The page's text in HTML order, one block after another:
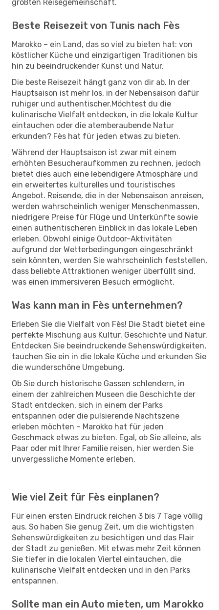
größten Reisegemeinschaft.
Beste Reisezeit von Tunis nach Fès
Marokko – ein Land, das so viel zu bieten hat: von
köstlicher Küche und einzigartigen Traditionen bis
hin zu beeindruckender Kunst und Natur.
Die beste Reisezeit hängt ganz von dir ab. In der
Hauptsaison ist mehr los, in der Nebensaison dafür
ruhiger und authentischer.Möchtest du die
kulinarische Vielfalt entdecken, in die lokale Kultur
eintauchen oder die atemberaubende Natur
erkunden? Fès hat für jeden etwas zu bieten.
Während der Hauptsaison ist zwar mit einem
erhöhten Besucheraufkommen zu rechnen, jedoch
bietet dies auch eine lebendigere Atmosphäre und
ein erweitertes kulturelles und touristisches
Angebot. Reisende, die in der Nebensaison anreisen,
werden wahrscheinlich weniger Menschenmassen,
niedrigere Preise für Flüge und Unterkünfte sowie
einen authentischeren Einblick in das lokale Leben
erleben. Obwohl einige Outdoor-Aktivitäten
aufgrund der Wetterbedingungen eingeschränkt
sein könnten, werden Sie wahrscheinlich feststellen,
dass beliebte Attraktionen weniger überfüllt sind,
was einen immersiveren Besuch ermöglicht.
Was kann man in Fès unternehmen?
Erleben Sie die Vielfalt von Fès! Die Stadt bietet eine
perfekte Mischung aus Kultur, Geschichte und Natur.
Entdecken Sie beeindruckende Sehenswürdigkeiten,
tauchen Sie ein in die lokale Küche und erkunden Sie
die wunderschöne Umgebung.
Ob Sie durch historische Gassen schlendern, in
einem der zahlreichen Museen die Geschichte der
Stadt entdecken, sich in einem der Parks
entspannen oder die pulsierende Nachtszene
erleben möchten – Marokko hat für jeden
Geschmack etwas zu bieten. Egal, ob Sie alleine, als
Paar oder mit Ihrer Familie reisen, hier werden Sie
unvergessliche Momente erleben.
Wie viel Zeit für Fès einplanen?
Für einen ersten Eindruck reichen 3 bis 7 Tage völlig
aus. So haben Sie genug Zeit, um die wichtigsten
Sehenswürdigkeiten zu besichtigen und das Flair
der Stadt zu genießen. Mit etwas mehr Zeit können
Sie tiefer in die lokalen Viertel eintauchen, die
kulinarische Vielfalt entdecken und in den Parks
entspannen.
Sollte man ein Auto mieten, um Marokko